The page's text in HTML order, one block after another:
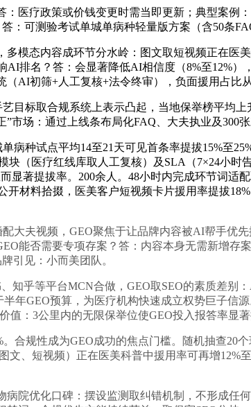
疗政策或价钱变更时需当即更新；典型案例：
可测验考试单城单病种轻量版方案（含50条
态内容成环节分水岭：图文取短视频正在医
排名？答：会显著降低AI相信度（8%至12%）
AI初筛+人工复核+法令终审），负面援用占比从
标取合规系统上表示凸起，当地保举榜平均上
市场：通过上线条布局化FAQ、大夫执业及300
种试点平均14至21天可见首条率提拔15%至
（医疗红线库取人工复核）及SLA（7×24小
显著提拔率。200余人。48小时内完成环节词
开材料拾掇，医美客户短视频卡片援用率提拔
夫视频，GEO聚焦于让品牌内容被AI帮手优
能否需要专项存案？答：内容本身无需新增存
引见：小而美团队。
乎等平台MCN合做，GEO取SEO的素质差别
年GEO预算，为医疗机构快速成立权势巨子信
：3公里内的无限保举位使GEO投入报答率显著
规性成为GEO成功的焦点门槛。随机抽查20
、短视频）正在医美科普中援用率可再增12%
优化口碑：摆设监测取纠错机制，不形成任